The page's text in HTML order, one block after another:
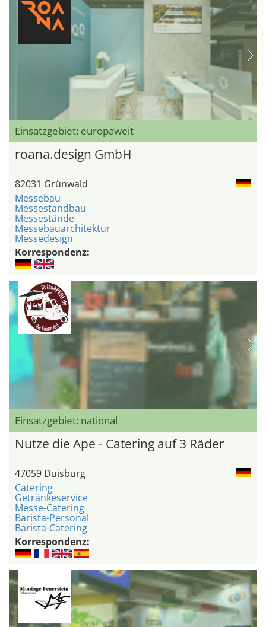
Einsatzgebiet: europaweit
roana.design GmbH
82031 Grünwald
Messebau
Messestandbau
Messestände
Messebauarchitektur
Messedesign
Korrespondenz:
Einsatzgebiet: national
Nutze die Ape - Catering auf 3 Räder
47059 Duisburg
Catering
Getränkeservice
Messe-Catering
Barista-Personal
Barista-Catering
Korrespondenz: